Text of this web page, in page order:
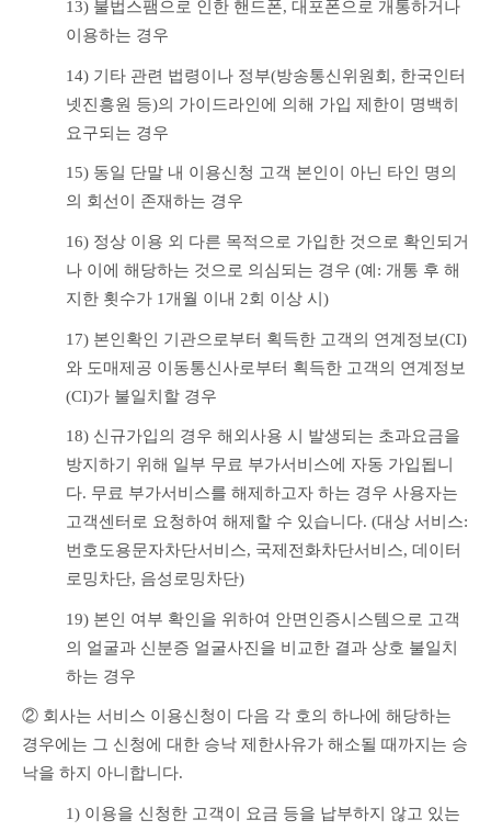
13) 불법스팸으로 인한 핸드폰, 대포폰으로 개통하거나
이용하는 경우
14) 기타 관련 법령이나 정부(방송통신위원회, 한국인터
넷진흥원 등)의 가이드라인에 의해 가입 제한이 명백히
요구되는 경우
15) 동일 단말 내 이용신청 고객 본인이 아닌 타인 명의
의 회선이 존재하는 경우
16) 정상 이용 외 다른 목적으로 가입한 것으로 확인되거
나 이에 해당하는 것으로 의심되는 경우 (예: 개통 후 해
지한 횟수가 1개월 이내 2회 이상 시)
17) 본인확인 기관으로부터 획득한 고객의 연계정보(CI)
와 도매제공 이동통신사로부터 획득한 고객의 연계정보
(CI)가 불일치할 경우
18) 신규가입의 경우 해외사용 시 발생되는 초과요금을
방지하기 위해 일부 무료 부가서비스에 자동 가입됩니
다. 무료 부가서비스를 해제하고자 하는 경우 사용자는
고객센터로 요청하여 해제할 수 있습니다. (대상 서비스:
번호도용문자차단서비스, 국제전화차단서비스, 데이터
로밍차단, 음성로밍차단)
19) 본인 여부 확인을 위하여 안면인증시스템으로 고객
의 얼굴과 신분증 얼굴사진을 비교한 결과 상호 불일치
하는 경우
② 회사는 서비스 이용신청이 다음 각 호의 하나에 해당하는
경우에는 그 신청에 대한 승낙 제한사유가 해소될 때까지는 승
낙을 하지 아니합니다.
1) 이용을 신청한 고객이 요금 등을 납부하지 않고 있는